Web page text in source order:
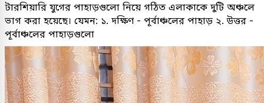
টারশিয়ারি যুগের পাহাড়গুলো নিয়ে গঠিত এলাকাকে দুটি অঞ্চলে
ভাগ করা হয়েছে। যেমন: ১. দক্ষিণ- পূর্বাঞ্চলের পাহাড় ২.উত্তর -
পূর্বাঞ্চলের পাহাড়গুলো